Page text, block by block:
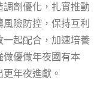
劑優化，扎實推動
險防控，保持互利
起配合，加速培養
優做年夜國有本
年夜進獻。